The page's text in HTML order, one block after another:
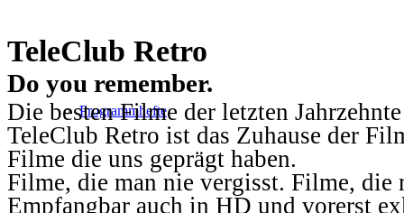
Programmhefte
TeleClub Retro
Do you remember.
Die besten Filme der letzten
TeleClub Retro ist das Zuhause der
Filme die uns geprägt haben.
Filme, die man nie vergisst. Filme, die
Empfangbar auch in HD und vorerst